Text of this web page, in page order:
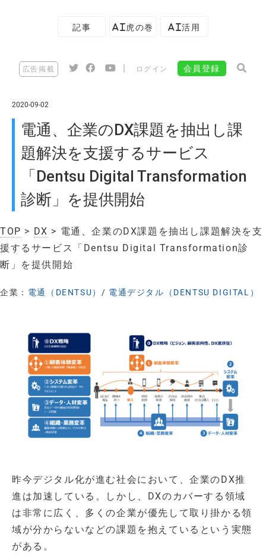
記事 AI虎の巻 AI活用
広告掲載 ログイン 会員登録
2020-09-02
電通、企業のDX課題を抽出し課
題解決を支援するサービス
「Dentsu Digital Transformation
診断」を提供開始
TOP > DX > 電通、企業のDX課題を抽出し課題解決を支
援するサービス「Dentsu Digital Transformation診
断」を提供開始
企業： 電通（DENTSU） / 電通デジタル（DENTSU DIGITAL）
昨今デジタル化が進む社会において、企業のDX推
進は加速している。しかし、DXのカバーする領域
は非常に広く、多くの企業が優先して取り掛かる領
域が分からないなどの課題を抱えているという実態
がある。